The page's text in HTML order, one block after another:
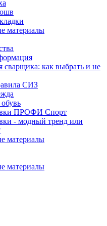
материалы
сварщика: как выбрать и не
СИЗ
ПРОФИ Спорт
- модный тренд или
материалы
материалы